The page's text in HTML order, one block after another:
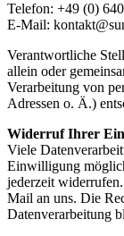
Telefon: +49 (0)
E-Mail:
Verantwortliche
allein oder
Verarbeitung von
Adressen o. Ä.)
Widerruf Ihrer
Viele
Einwilligung
jederzeit
Mail an uns. Die
Datenverarbeitung